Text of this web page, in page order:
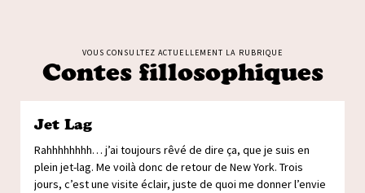
VOUS CONSULTEZ ACTUELLEMENT LA RUBRIQUE
Contes fillosophiques
Jet Lag
Rahhhhhhhh… j’ai toujours rêvé de dire ça, que je suis en
plein jet-lag. Me voilà donc de retour de New York. Trois
jours, c’est une visite éclair, juste de quoi me donner l’envie